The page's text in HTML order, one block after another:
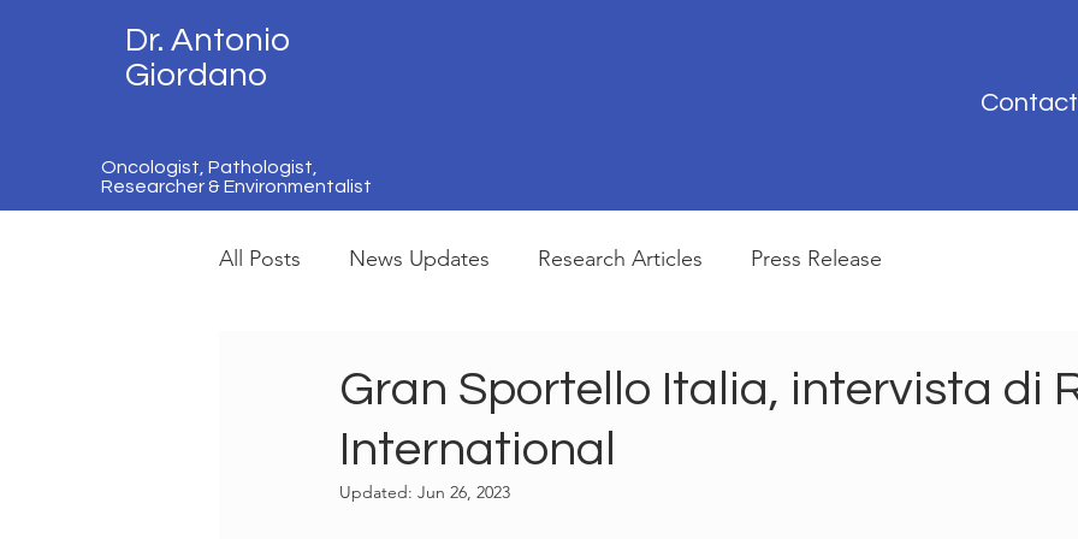
Dr. Antonio
Giordano
Contact
Oncologist, Pathologist,
Researcher & Environmentalist
All Posts News Updates Research Articles Press Release
Gran Sportello Italia, intervista di
International
Updated: Jun 26, 2023